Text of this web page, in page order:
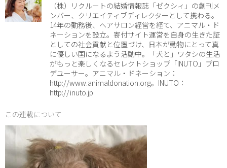
（株）リクルートの結婚情報誌「ゼクシィ」の創刊メ
ンバー、クリエイティブディレクターとして携わる。
14年の勤務後、ヘアサロン経営を経て、アニマル・ド
ネーションを設立。寄付サイト運営を自身の生きた証
としての社会貢献と位置づけ、日本が動物にとって真
に優しい国になるよう活動中。「犬と」ワタシの生活
がもっと楽しくなるセレクトショップ「INUTO」プロ
デユーサー。アニマル・ドネーション：
http://www.animaldonation.org。INUTO：
http://inuto.jp
この連載について